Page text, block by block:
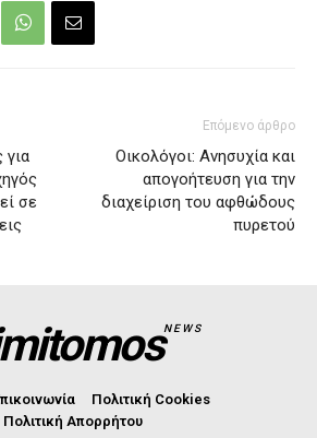
σε
Επόμενο άρθρο
Οικολόγοι: Ανησυχία και
απογοήτευση για την
διαχείριση του αφθώδους
πυρετού
NEWS
Πολιτική Cookies
Πολιτική Απορρήτου